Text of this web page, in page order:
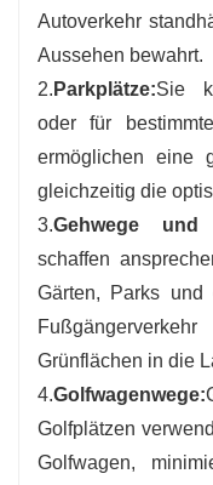
Autoverkehr
Aussehen bewahrt.
2. Parkplätze:Sie
oder für
ermöglichen eine
gleichzeitig die
3.Gehwege und
schaffen
Gärten, Parks und
Grünflächen in die
4.Golfwagenwege:
Golfplätzen
Golfwagen,